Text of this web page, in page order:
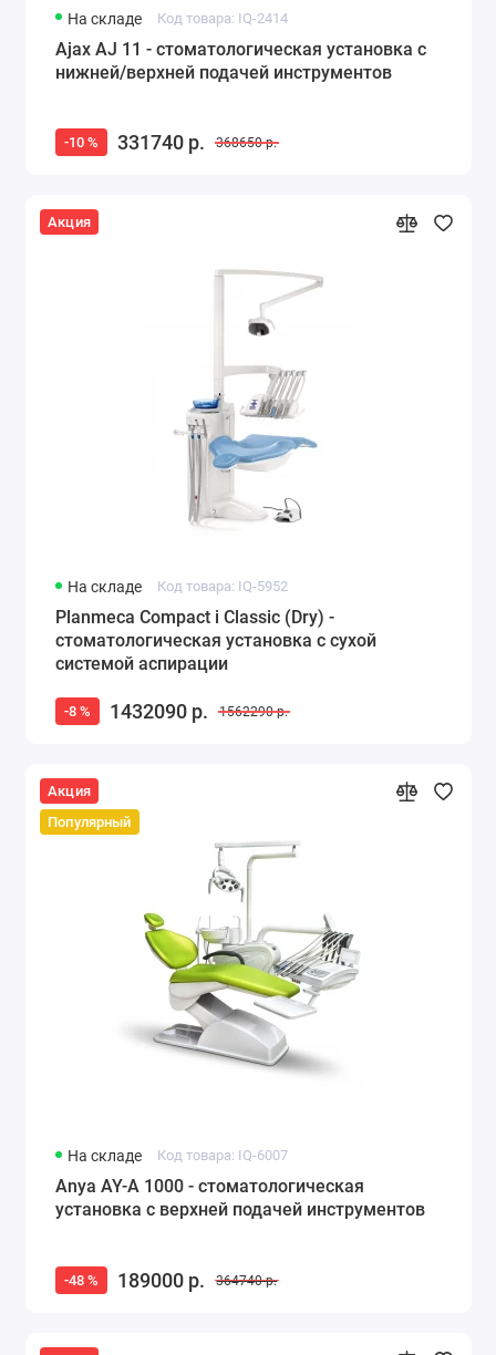
На складе Код товара: IQ-2414
Ajax AJ 11 - стоматологическая установка с
нижней/верхней подачей инструментов
-10 % 331740 р. 368650 р.
Акция
На складе Код товара: IQ-5952
Planmeca Compact i Classic (Dry) -
стоматологическая установка с сухой
системой аспирации
-8 % 1432090 р. 1562290 р.
Акция
Популярный
На складе Код товара: IQ-6007
Anya AY-A 1000 - стоматологическая
установка с верхней подачей инструментов
-48 % 189000 р. 364740 р.